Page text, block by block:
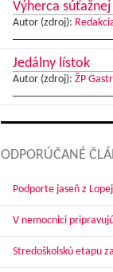
Výherca
Autor (zdroj):
Jedálny lístok
Autor (zdroj): ŽP
ODPORÚČANÉ
Podporte jaseň z
V nemocnici
Stredoškolskú etapu